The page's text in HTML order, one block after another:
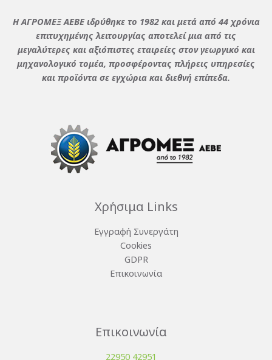
Η ΑΓΡΟΜΕΞ ΑΕΒΕ ιδρύθηκε το 1982 και μετά από 44 χρόνια
επιτυχημένης λειτουργίας αποτελεί μια από τις
μεγαλύτερες και αξιόπιστες εταιρείες στον γεωργικό και
μηχανολογικό τομέα, προσφέροντας πλήρεις υπηρεσίες
και προϊόντα σε εγχώρια και διεθνή επίπεδα.
Χρήσιμα Links
Εγγραφή Συνεργάτη
Cookies
GDPR
Επικοινωνία
Επικοινωνία
22950 42951